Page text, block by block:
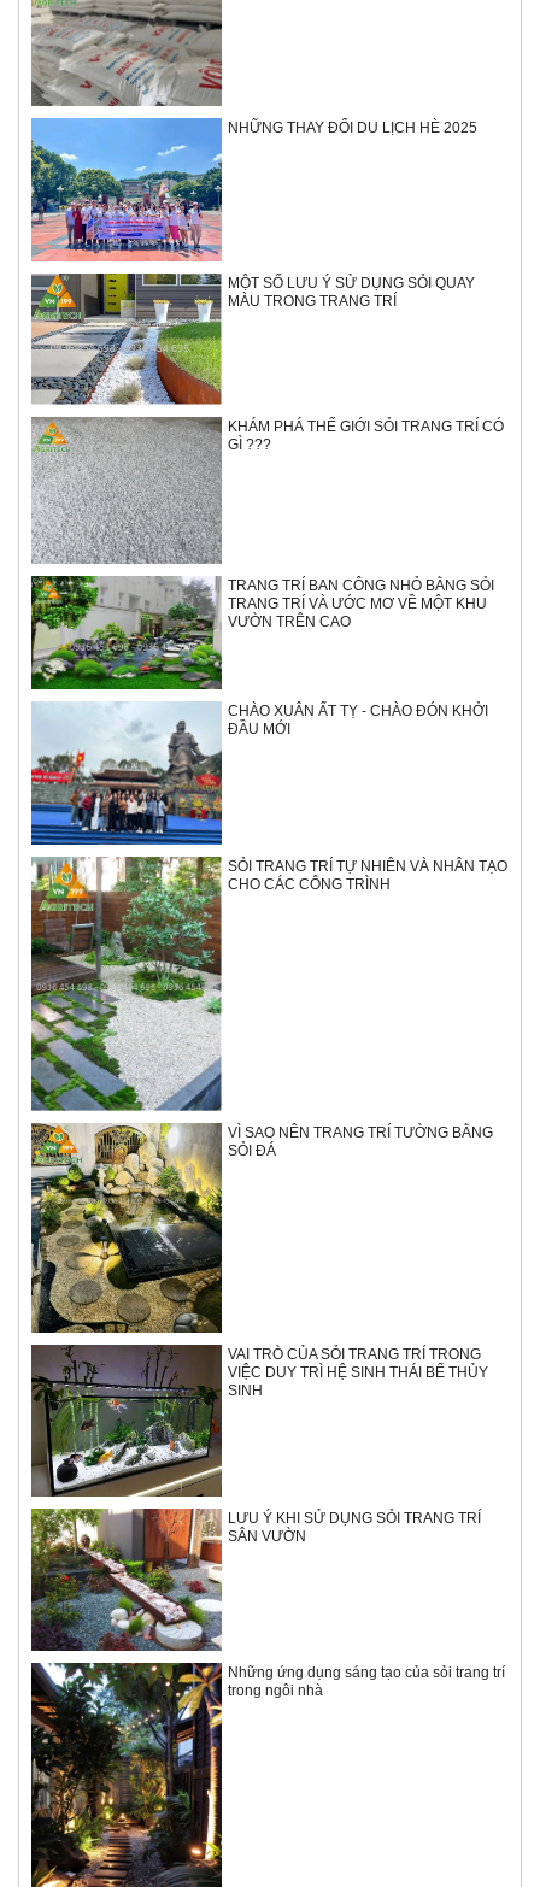
NHỮNG THAY ĐỔI DU LỊCH HÈ 2025
MỘT SỐ LƯU Ý SỬ DỤNG SỎI QUAY
MÀU TRONG TRANG TRÍ
KHÁM PHÁ THẾ GIỚI SỎI TRANG TRÍ CÓ
GÌ ???
TRANG TRÍ BAN CÔNG NHỎ BẰNG SỎI
TRANG TRÍ VÀ ƯỚC MƠ VỀ MỘT KHU
VƯỜN TRÊN CAO
CHÀO XUÂN ẤT TỴ - CHÀO ĐÓN KHỞI
ĐẦU MỚI
SỎI TRANG TRÍ TỰ NHIÊN VÀ NHÂN TẠO
CHO CÁC CÔNG TRÌNH
VÌ SAO NÊN TRANG TRÍ TƯỜNG BẰNG
SỎI ĐÁ
VAI TRÒ CỦA SỎI TRANG TRÍ TRONG
VIỆC DUY TRÌ HỆ SINH THÁI BỂ THỦY
SINH
LƯU Ý KHI SỬ DỤNG SỎI TRANG TRÍ
SÂN VƯỜN
Những ứng dụng sáng tạo của sỏi trang trí
trong ngôi nhà